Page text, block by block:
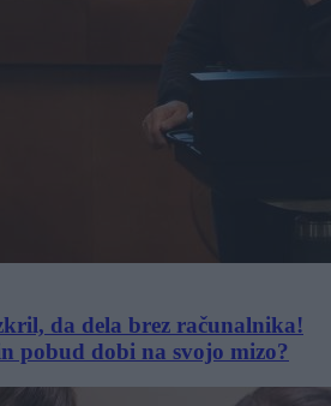
da dela brez računalnika!
pobud dobi na svojo mizo?